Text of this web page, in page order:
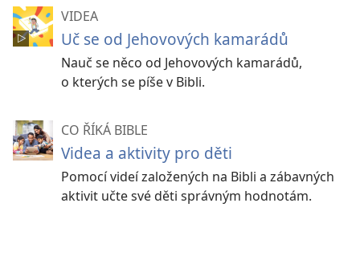
VIDEA
Uč se od Jehovových kamarádů
Nauč se něco od Jehovových kamarádů,
o kterých se píše v Bibli.
CO ŘÍKÁ BIBLE
Videa a aktivity pro děti
Pomocí videí založených na Bibli a zábavných
aktivit učte své děti správným hodnotám.